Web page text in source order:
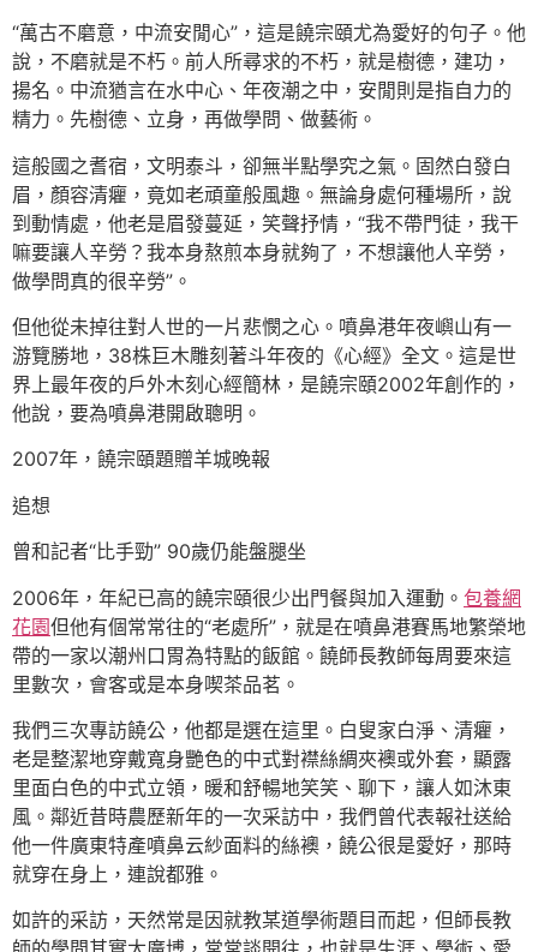
“萬古不磨意，中流安閒心”，這是饒宗頤尤為愛好的句子。他
說，不磨就是不朽。前人所尋求的不朽，就是樹德，建功，
揚名。中流猶言在水中心、年夜潮之中，安閒則是指自力的
精力。先樹德、立身，再做學問、做藝術。
這般國之耆宿，文明泰斗，卻無半點學究之氣。固然白發白
眉，顏容清癯，竟如老頑童般風趣。無論身處何種場所，說
到動情處，他老是眉發蔓延，笑聲抒情，“我不帶門徒，我干
嘛要讓人辛勞？我本身熬煎本身就夠了，不想讓他人辛勞，
做學問真的很辛勞”。
但他從未掉往對人世的一片悲憫之心。噴鼻港年夜嶼山有一
游覽勝地，38株巨木雕刻著斗年夜的《心經》全文。這是世
界上最年夜的戶外木刻心經簡林，是饒宗頤2002年創作的，
他說，要為噴鼻港開啟聰明。
2007年，饒宗頤題贈羊城晚報
追想
曾和記者“比手勁” 90歲仍能盤腿坐
2006年，年紀已高的饒宗頤很少出門餐與加入運動。 包養網
花園但他有個常常往的“老處所”，就是在噴鼻港賽馬地繁榮地
帶的一家以潮州口胃為特點的飯館。饒師長教師每周要來這
里數次，會客或是本身喫茶品茗。
我們三次專訪饒公，他都是選在這里。白叟家白淨、清癯，
老是整潔地穿戴寬身艷色的中式對襟絲綢夾襖或外套，顯露
里面白色的中式立領，暖和舒暢地笑笑、聊下，讓人如沐東
風。鄰近昔時農歷新年的一次采訪中，我們曾代表報社送給
他一件廣東特產噴鼻云紗面料的絲襖，饒公很是愛好，那時
就穿在身上，連說都雅。
如許的采訪，天然常是因就教某道學術題目而起，但師長教